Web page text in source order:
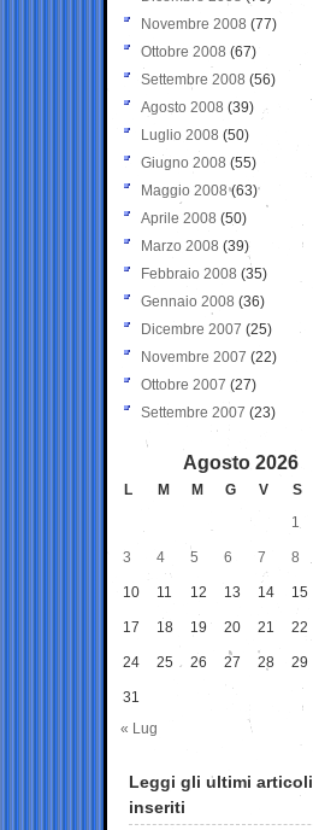
Novembre 2008 (77)
Ottobre 2008 (67)
Settembre 2008 (56)
Agosto 2008 (39)
Luglio 2008 (50)
Giugno 2008 (55)
Maggio 2008(63)
Aprile 2008 (50)
Marzo 2008 (39)
Febbraio 2008 (35)
Gennaio 2008 (36)
Dicembre 2007 (25)
Novembre 2007 (22)
Ottobre 2007 (27)
Settembre 2007 (23)
Agosto 2026
L M M G V S
1
3 4 5 6 7 8
10 11 12 13 14 15
17 18 19 20 21 22
24 25 26 27 28 29
31
« Lug
Leggi gli ultimi articoli
inseriti